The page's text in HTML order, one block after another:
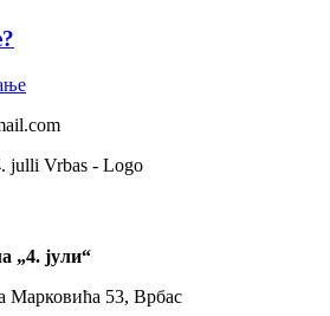
„4. јули“
Марковића 53, Врбас